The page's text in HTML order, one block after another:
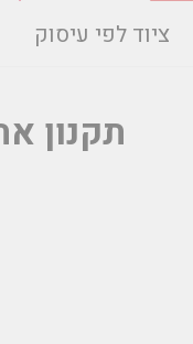
ציוד לפי עיסוק
תקנון